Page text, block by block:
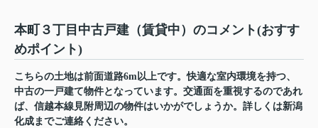
本町３丁目中古戸建（賃貸中）のコメント(おすす
めポイント)
こちらの土地は前面道路6m以上です。快適な室内環境を持つ、
中古の一戸建て物件となっています。交通面を重視するのであれ
ば、信越本線見附周辺の物件はいかがでしょうか。詳しくは新潟
化成までご連絡ください。